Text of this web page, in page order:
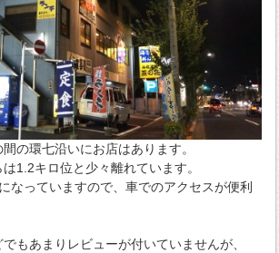
の環七沿いにお店はあります。
1.2キロ位と少々離れています。
なっていますので、車でのアクセスが便利
もあまりレビューが付いていませんが、